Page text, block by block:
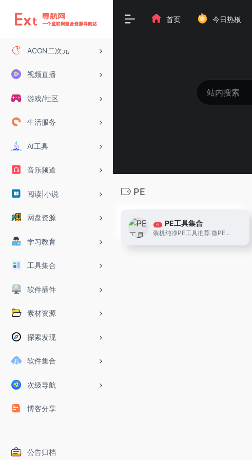
ACGN二次元
视频直播
游戏/社区
生活服务
AI工具
音乐频道
阅读|小说
网盘资源
学习教育
工具集合
软件插件
素材资源
探索发现
软件集合
次级导航
博客分享
公告归档
首页 今日热板
PE
合 PE工具集合
装机纯净PE工具推荐 微PE...